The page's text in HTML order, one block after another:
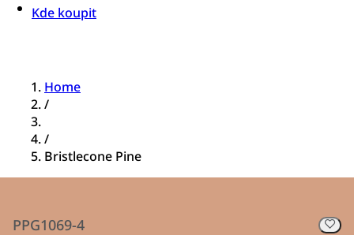
Kde koupit
Home
/
/
Bristlecone Pine
PPG1069-4